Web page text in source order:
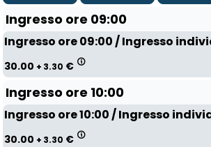
Ingresso ore 09:00
Ingresso ore 09:00 / Ingresso
30.00 + 3.30 €
Ingresso ore 10:00
Ingresso ore 10:00 / Ingresso
30.00 + 3.30 €